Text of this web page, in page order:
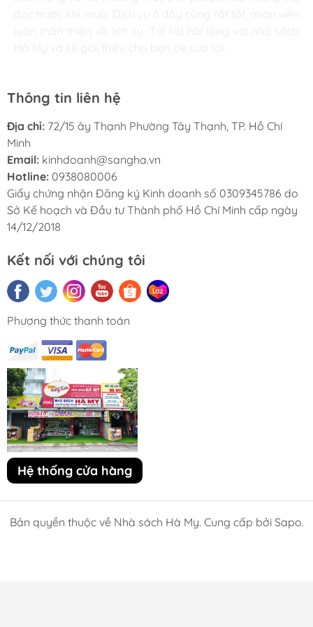
Thông tin liên hệ
Địa chỉ: 72/15 ây Thạnh Phường Tây Thạnh, TP. Hồ Chí
Minh
Email: kinhdoanh@sangha.vn
Hotline: 0938080006
Giấy chứng nhận Đăng ký Kinh doanh số 0309345786 do
Sở Kế hoạch và Đầu tư Thành phố Hồ Chí Minh cấp ngày
14/12/2018
Kết nối với chúng tôi
Phương thức thanh toán
Hệ thống cửa hàng
Bản quyền thuộc về Nhà sách Hà My. Cung cấp bởi Sapo.